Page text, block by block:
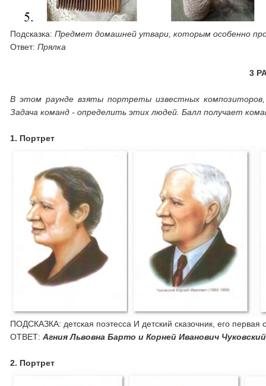
Подсказка: Предмет домашней утвари, которым особенно
Ответ: Прялка
3
В этом раунде взяты портреты известных
Задача команд - определить этих людей. Балл получает
1. Портрет
ПОДСКАЗКА: детская поэтесса И детский сказочник, его
ОТВЕТ: Агния Львовна Барто и Корней Иванович Чуковский
2. Портрет